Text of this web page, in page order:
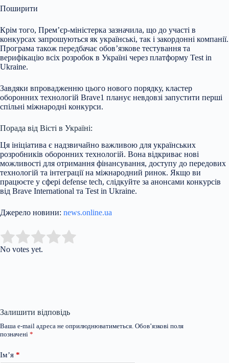
Поширити
Крім того, Прем’єр-міністерка зазначила, що до участі в
конкурсах запрошуються як українські, так і закордонні компанії.
Програма також передбачає обов’язкове тестування та
верифікацію всіх розробок в Україні через платформу Test in
Ukraine.
Завдяки впровадженню цього нового порядку, кластер
оборонних технологій Brave1 планує невдовзі запустити перші
спільні міжнародні конкурси.
Порада від Вісті в Україні:
Ця ініціатива є надзвичайно важливою для українських
розробників оборонних технологій. Вона відкриває нові
можливості для отримання фінансування, доступу до передових
технологій та інтеграції на міжнародний ринок. Якщо ви
працюєте у сфері defense tech, слідкуйте за анонсами конкурсів
від Brave International та Test in Ukraine.
Джерело новини: news.online.ua
Rate this item:
No votes yet.
Залишити відповідь
Ваша e-mail адреса не оприлюднюватиметься. Обов’язкові поля
позначені *
Ім’я *